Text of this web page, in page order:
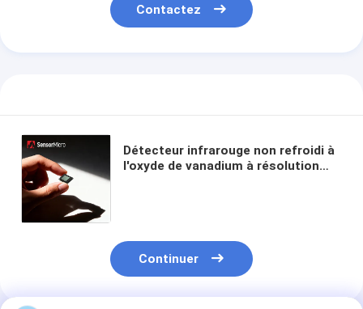
Contactez
Détecteur infrarouge non refroidi à
l'oxyde de vanadium à résolution
Continuer